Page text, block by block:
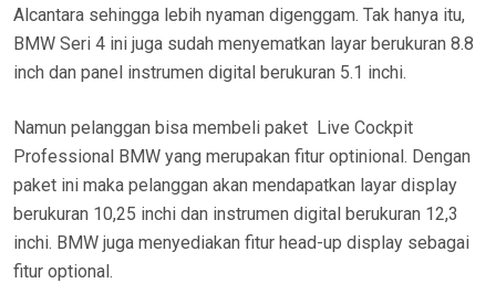
Alcantara sehingga lebih nyaman digenggam. Tak hanya itu,
BMW Seri 4 ini juga sudah menyematkan layar berukuran 8.8
inch dan panel instrumen digital berukuran 5.1 inchi.
Namun pelanggan bisa membeli paket Live Cockpit
Professional BMW yang merupakan fitur optinional. Dengan
paket ini maka pelanggan akan mendapatkan layar display
berukuran 10,25 inchi dan instrumen digital berukuran 12,3
inchi. BMW juga menyediakan fitur head-up display sebagai
fitur optional.